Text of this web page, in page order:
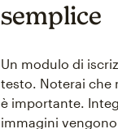
semplice
Un modulo di
testo. Noterai che
è importante.
immagini